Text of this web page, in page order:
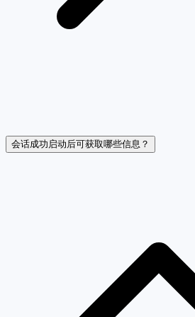
会话成功启动后可获取哪些信息？